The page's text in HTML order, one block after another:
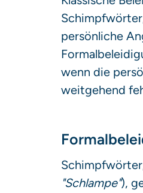
persönliche
wenn die
weitgehend
"Schlampe"),